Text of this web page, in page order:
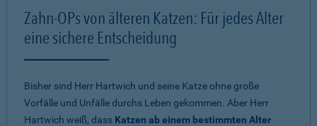
Zahn-OPs von älteren Katzen: Für jedes Alter
eine sichere Entscheidung
Bisher sind Herr Hartwich und seine Katze ohne große
Vorfälle und Unfälle durchs Leben gekommen. Aber Herr
Hartwich weiß, dass Katzen ab einem bestimmten Alter